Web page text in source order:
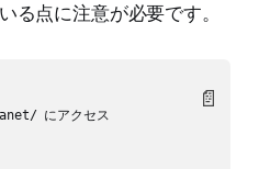
る点に注意が必要です。
にアクセス
📄